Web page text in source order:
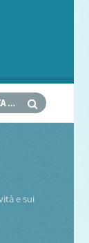
e sui